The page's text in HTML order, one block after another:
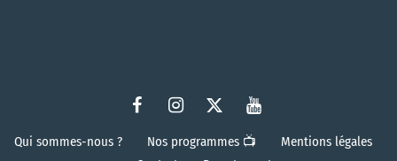
Qui sommes-nous ? Nos programmes 📺
Mentions légales